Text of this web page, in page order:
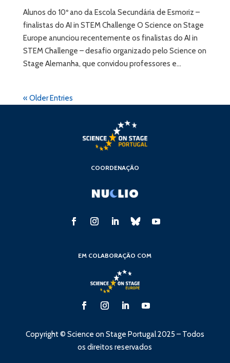
Alunos do 10º ano da Escola Secundária de Esmoriz –
finalistas do AI in STEM Challenge O Science on Stage
Europe anunciou recentemente os finalistas do AI in
STEM Challenge – desafio organizado pelo Science on
Stage Alemanha, que convidou professores e...
« Older Entries
COORDENAÇÃO
EM COLABORAÇÃO COM
Copyright © Science on Stage Portugal 2025 – Todos
os direitos reservados